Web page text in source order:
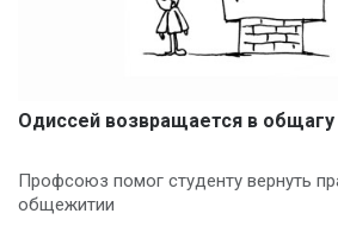
Одиссей возвращается в общагу
Профсоюз помог студенту вернуть
общежитии